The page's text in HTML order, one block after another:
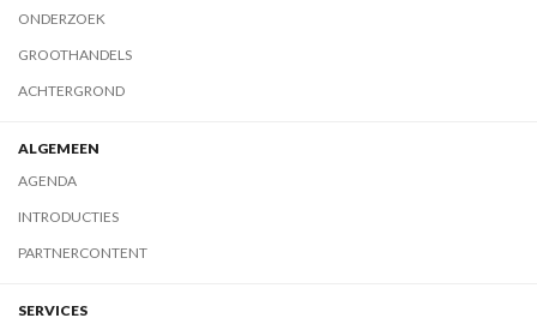
ONDERZOEK
GROOTHANDELS
ACHTERGROND
ALGEMEEN
AGENDA
INTRODUCTIES
PARTNERCONTENT
SERVICES